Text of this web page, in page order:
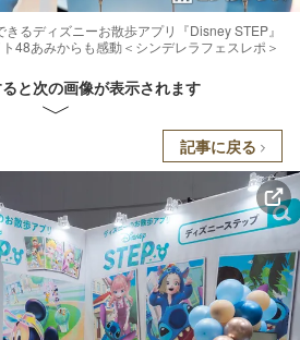
るディズニーお散歩アプリ『Disney STEP』
48あみからも感動＜シンデレラフェスレポ＞
と次の画像が表示されます
記事に戻る